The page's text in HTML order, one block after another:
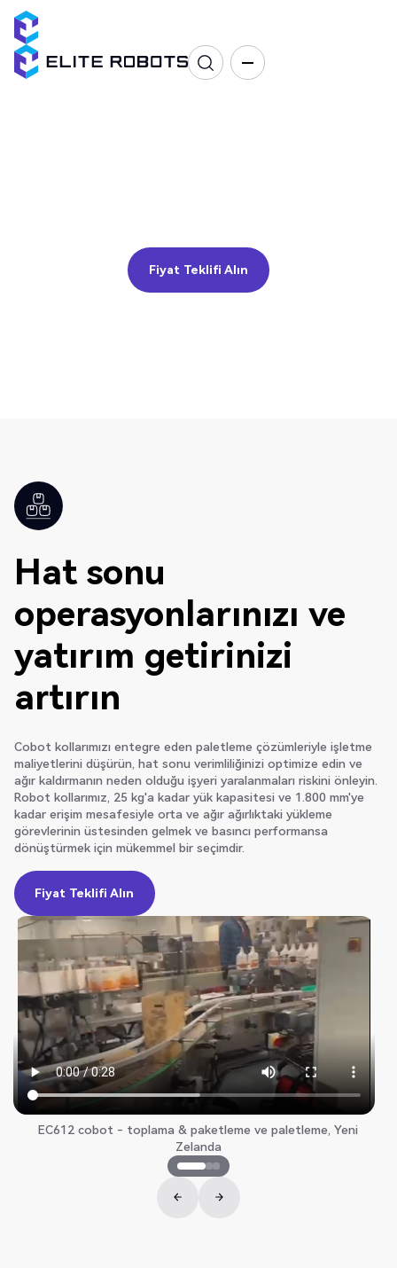
Fiyat Teklifi Alın
Fiyat Teklifi Alın
Hat sonu
operasyonlarınızı ve
yatırım getirinizi
artırın
Cobot kollarımızı entegre eden paletleme çözümleriyle işletme
maliyetlerini düşürün, hat sonu verimliliğinizi optimize edin ve
ağır kaldırmanın neden olduğu işyeri yaralanmaları riskini önleyin.
Robot kollarımız, 25 kg'a kadar yük kapasitesi ve 1.800 mm'ye
kadar erişim mesafesiyle orta ve ağır ağırlıktaki yükleme
görevlerinin üstesinden gelmek ve basıncı performansa
dönüştürmek için mükemmel bir seçimdir.
Fiyat Teklifi Alın
Fiyat Teklifi Alın
EC612 cobot - toplama & paketleme ve paletleme, Yeni
Zelanda